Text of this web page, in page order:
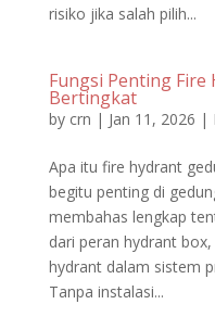
risiko jika salah pilih...
Fungsi Penting Fire
Bertingkat
by crn | Jan 11, 2026 |
Apa itu fire hydrant
begitu penting di
membahas lengkap
dari peran hydrant
hydrant dalam sistem
Tanpa instalasi...